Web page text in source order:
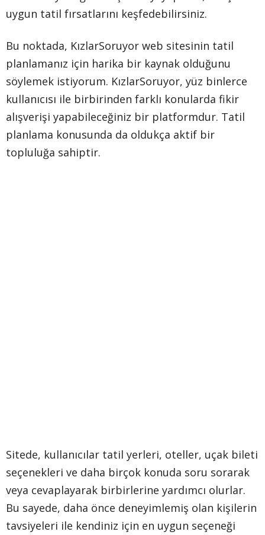
uygun tatil fırsatlarını keşfedebilirsiniz.
Bu noktada, KızlarSoruyor web sitesinin tatil
planlamanız için harika bir kaynak olduğunu
söylemek istiyorum. KızlarSoruyor, yüz binlerce
kullanıcısı ile birbirinden farklı konularda fikir
alışverişi yapabileceğiniz bir platformdur. Tatil
planlama konusunda da oldukça aktif bir
topluluğa sahiptir.
Sitede, kullanıcılar tatil yerleri, oteller, uçak bileti
seçenekleri ve daha birçok konuda soru sorarak
veya cevaplayarak birbirlerine yardımcı olurlar.
Bu sayede, daha önce deneyimlemiş olan kişilerin
tavsiyeleri ile kendiniz için en uygun seçeneği